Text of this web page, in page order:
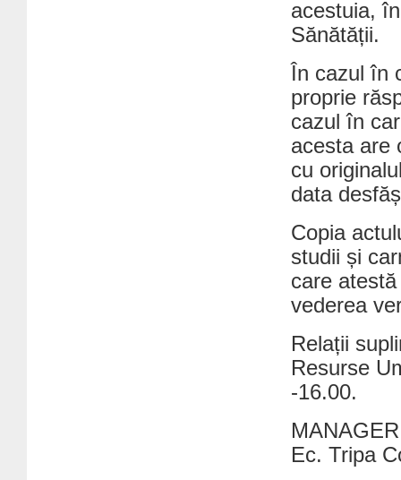
acestuia,
Sănătății.
În cazul în
proprie
cazul în
acesta are
cu
data
Copia
studii și
care
vederea
Relații
Resurse
-16.00.
Ec. Tripa